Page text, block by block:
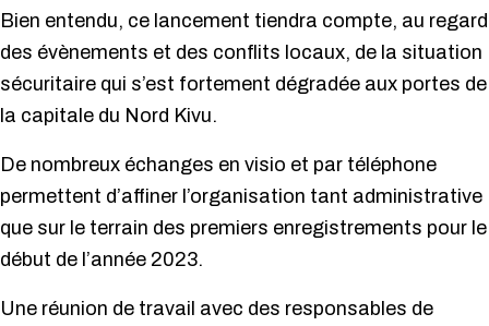
Bien entendu, ce lancement tiendra compte, au regard
des évènements et des conflits locaux, de la situation
sécuritaire qui s’est fortement dégradée aux portes de
la capitale du Nord Kivu.
De nombreux échanges en visio et par téléphone
permettent d’affiner l’organisation tant administrative
que sur le terrain des premiers enregistrements pour le
début de l’année 2023.
Une réunion de travail avec des responsables de